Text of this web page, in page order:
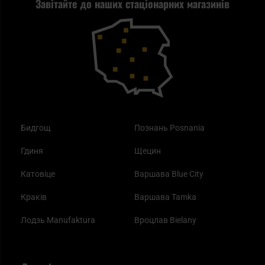
Завітайте до наших стаціонарних магазинів
Бидгощ
Гдиня
Катовіце
Краків
Лодзь Manufaktura
Познань Posnania
Щецин
Варшава Blue City
Варшава Tamka
Вроцлав Bielany
Повернення товару
Blackout - що це таке?
Як працює маска від смогу?
Найкращі спальні мішки на осінь